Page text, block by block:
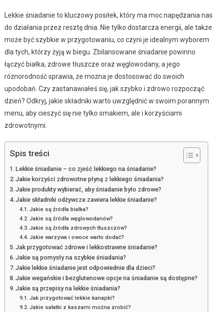
Lekkie śniadanie to kluczowy posiłek, który ma moc napędzania nas
do działania przez resztę dnia. Nie tylko dostarcza energii, ale także
może być szybkie w przygotowaniu, co czyni je idealnym wyborem
dla tych, którzy żyją w biegu. Zbilansowane śniadanie powinno
łączyć białka, zdrowe tłuszcze oraz węglowodany, a jego
różnorodność sprawia, że można je dostosować do swoich
upodobań. Czy zastanawiałeś się, jak szybko i zdrowo rozpocząć
dzień? Odkryj, jakie składniki warto uwzględnić w swoim porannym
menu, aby cieszyć się nie tylko smakiem, ale i korzyściami
zdrowotnymi.
Spis treści
Lekkie śniadanie – co zjeść lekkiego na śniadanie?
Jakie korzyści zdrowotne płyną z lekkiego śniadania?
Jakie produkty wybierać, aby śniadanie było zdrowe?
Jakie składniki odżywcze zawiera lekkie śniadanie?
Jakie są źródła białka?
Jakie są źródła węglowodanów?
Jakie są źródła zdrowych tłuszczów?
Jakie warzywa i owoce warto dodać?
Jak przygotować zdrowe i lekkostrawne śniadanie?
Jakie są pomysły na szybkie śniadania?
Jakie lekkie śniadanie jest odpowiednie dla dzieci?
Jakie wegańskie i bezglutenowe opcje na śniadanie są dostępne?
Jakie są przepisy na lekkie śniadania?
Jak przygotować lekkie kanapki?
Jakie sałatki z kaszami można zrobić?